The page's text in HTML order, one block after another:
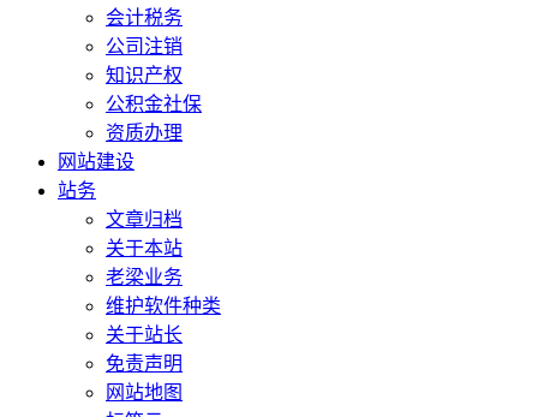
会计税务
公司注销
知识产权
公积金社保
资质办理
网站建设
站务
文章归档
关于本站
老梁业务
维护软件种类
关于站长
免责声明
网站地图